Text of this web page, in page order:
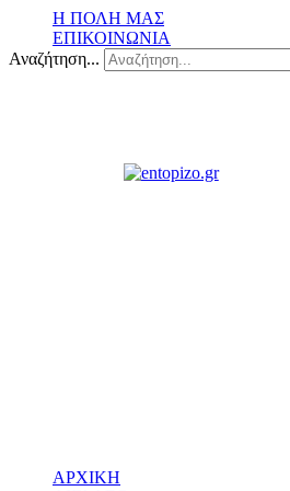
Η ΠΟΛΗ ΜΑΣ
ΕΠΙΚΟΙΝΩΝΙΑ
Αναζήτηση...
ΑΡΧΙΚΗ